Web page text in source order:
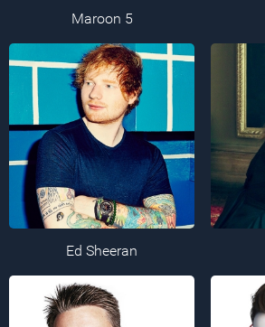
Maroon 5
Ed Sheeran